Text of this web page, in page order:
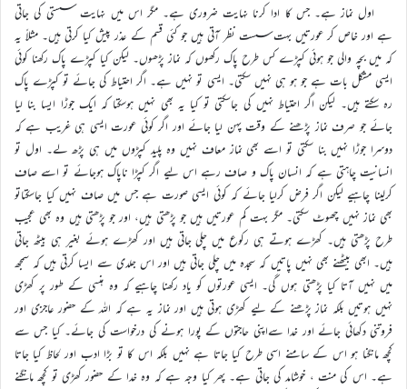
اول نماز ہے۔ جس کا ادا کرنا نہایت ضروری ہے۔ مگر اس میں نہایت سستی کی جاتی
ہے اور خاص کر عورتیں بہت سست نظر آتی ہیں جو کئی قسم کے عذر پیش کیا کرتی ہیں۔ مثلاً یہ
کہ میں بچہ والی جو ہوئی کپڑے کس طرح پاک رکھوں کہ نماز پڑھوں۔ لیکن کیا کپڑے پاک رکھنا کوئی
ایسی مشکل بات ہے جو ہو ہی نہیں سکتی۔ ایسی تو نہیں ہے۔ اگر احتیاط کی جائے تو کپڑے پاک
رہ سکتے ہیں۔ لیکن اگر احتیاط نہیں کی جاسکتی تو کیا یہ بھی نہیں ہوسکتا کہ ایک جوڑا ایسا بنا لیا
جائے جو صرف نماز پڑھنے کے وقت پہن لیا جائے اور اگر کوئی عورت ایسی ہی غریب ہے کہ
دوسرا جوڑا نہیں بنا سکتی تو اسے بھی نماز معاف نہیں وہ پلید کپڑوں میں ہی پڑھ لے۔ اول تو
انسانیت چاہتی ہے کہ انسان پاک و صاف رہے اس لیے اگر کپڑا ناپاک ہوجائے تو اسے صاف
کرلینا چاہیے لیکن اگر فرض کرلیا جائے کہ کوئی ایسی صورت ہے جس میں صاف نہیں کیا جاسکتاتو
بھی نماز نہیں چھوٹ سکتی۔ مگر بہت کم عورتیں ہیں جو پڑھتی ہیں، اور جو پڑھتی ہیں وہ بھی عجیب
طرح پڑھتی ہیں۔ کھڑے ہوتے ہی رکوع میں چلی جاتی ہیں اور کھڑے ہوئے بغیر ہی بیٹھ جاتی
ہیں۔ ابھی بیٹھنے بھی نہیں پاتیں کہ سجدہ میں چلی جاتی ہیں اور اس جلدی سے ایسا کرتی ہیں کہ سمجھ
میں نہیں آتا کیا پڑھتی ہوں گی۔ ایسی عورتوں کو یاد رکھنا چاہیے کہ وہ ہنسی کے طور پر کھڑی
نہیں ہوتیں بلکہ نماز پڑھنے کے لیے کھڑی ہوتی ہیں اور نماز یہ ہے کہ اللہ کے حضور عاجزی اور
فروتنی دکھائی جائے اور خدا سےاپنی حاجتوں کے پورا ہونے کی درخواست کی جائے۔ کیا جس سے
کچھ مانگنا ہو اس کے سامنے اسی طرح کیا جاتا ہے نہیں بلکہ اس کا تو بڑا ادب اور لحاظ کیا جاتا
ہے۔ اس کی منت ، خوشامد کی جاتی ہے۔ پھر کیا وجہ ہے کہ وہ خدا کے حضور کھڑی تو کچھ مانگنے